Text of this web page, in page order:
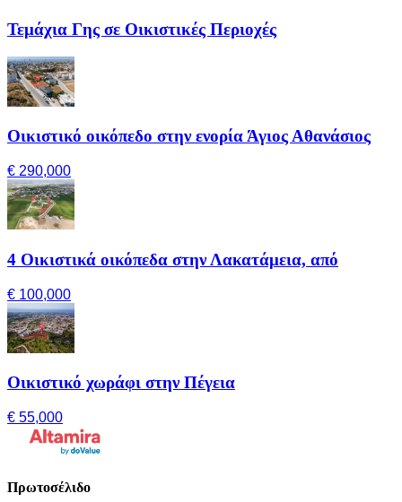
Τεμάχια Γης σε Οικιστικές Περιοχές
Οικιστικό οικόπεδο στην ενορία Άγιος Αθανάσιος
€ 290,000
4 Οικιστικά οικόπεδα στην Λακατάμεια, από
€ 100,000
Οικιστικό χωράφι στην Πέγεια
€ 55,000
Πρωτοσέλιδο